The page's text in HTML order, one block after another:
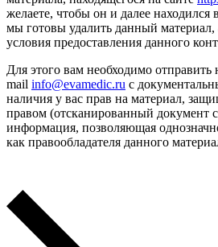
желаете, чтобы он и далее находился
мы готовы удалить данный материал,
условия предоставления данного
Для этого вам необходимо
mail info@evamedic.ru с
наличия у вас прав на материал,
правом (отсканированный документ
информация, позволяющая
как правообладателя данного